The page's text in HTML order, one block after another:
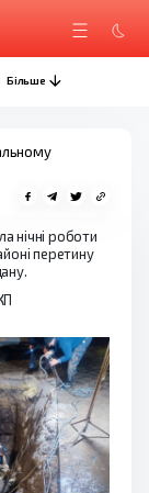
Більше
нічні роботи
перетину